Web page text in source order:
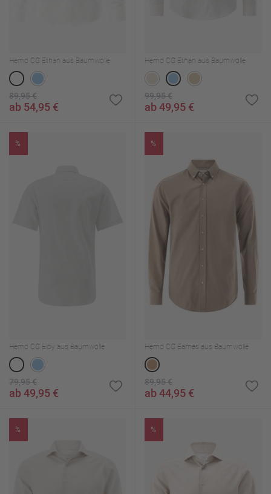
Hemd CG Ethan aus Baumwolle
89,95 €
ab 54,95 €
Hemd CG Ethan aus Baumwolle
99,95 €
ab 49,95 €
%
Hemd CG Eloy aus Baumwolle
79,95 €
ab 49,95 €
%
Hemd CG Eames aus Baumwolle
89,95 €
ab 44,95 €
% %